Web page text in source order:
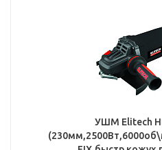
УШМ Elitech